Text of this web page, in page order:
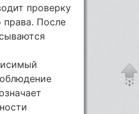
проверку
права. После